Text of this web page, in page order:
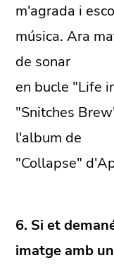
m'agrada i
música. Ara
de sonar
en bucle "Life
"Snitches
l'album de
"Collapse"
6. Si et
imatge amb